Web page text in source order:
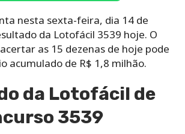
nesta sexta-feira, dia 14 de
da Lotofácil 3539 hoje. O
as 15 dezenas de hoje pode
acumulado de R$ 1,8 milhão.
da Lotofácil de
3539